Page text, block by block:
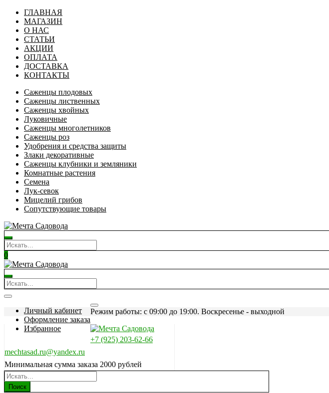
ГЛАВНАЯ
МАГАЗИН
О НАС
СТАТЬИ
АКЦИИ
ОПЛАТА
ДОСТАВКА
КОНТАКТЫ
Саженцы плодовых
Саженцы лиственных
Саженцы хвойных
Луковичные
Саженцы многолетников
Саженцы роз
Удобрения и средства защиты
Злаки декоративные
Саженцы клубники и земляники
Комнатные растения
Семена
Лук-севок
Мицелий грибов
Сопутствующие товары
0
Личный кабинет
Оформление заказа
Избранное
Режим работы: c 09:00 до 19:00. Воскресенье - выходной
+7 (925) 203-62-66
mechtasad.ru@yandex.ru
Минимальная сумма заказа 2000 рублей
Поиск